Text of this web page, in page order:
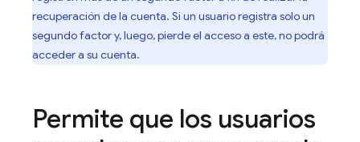
recuperación de la cuenta. Si un usuario registra solo un
segundo factor y, luego, pierde el acceso a este, no podrá
acceder a su cuenta.
Permite que los usuarios